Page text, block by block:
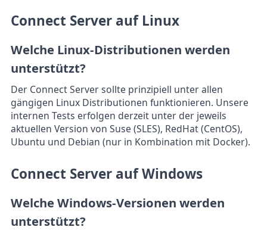
Connect Server auf Linux
Welche Linux-Distributionen werden
unterstützt?
Der Connect Server sollte prinzipiell unter allen
gängigen Linux Distributionen funktionieren. Unsere
internen Tests erfolgen derzeit unter der jeweils
aktuellen Version von Suse (SLES), RedHat (CentOS),
Ubuntu und Debian (nur in Kombination mit Docker).
Connect Server auf Windows
Welche Windows-Versionen werden
unterstützt?